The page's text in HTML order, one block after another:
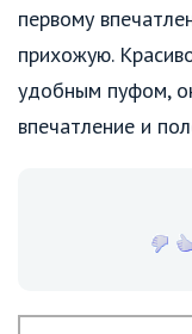
первому
прихожую.
удобным пуфом,
впечатление и